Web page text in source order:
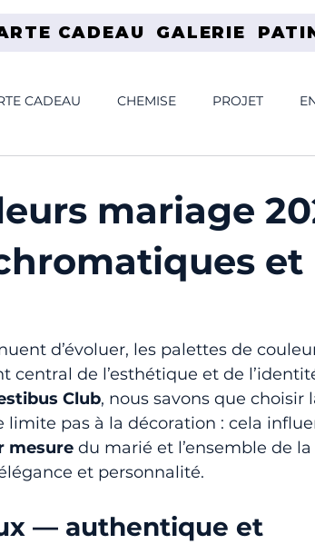
CADEAU GALERIE
CADEAU CHEMISE PROJET
mariage
et
d’évoluer, les palettes de
de l’esthétique et de
Club, nous savons que choisir
pas à la décoration : cela
mesure du marié et l’ensemble de
et personnalité.
— authentique et